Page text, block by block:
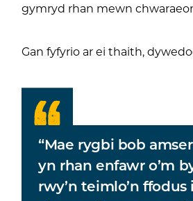
gymryd rhan mewn
Gan fyfyrio ar ei thaith,
“Mae rygbi bob
yn rhan enfawr o’m
rwy’n teimlo’n ffodus